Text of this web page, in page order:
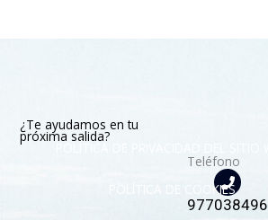
¿Te ayudamos en tu
próxima salida?
Teléfono
977038496
POLÍTICA DE COOKIES